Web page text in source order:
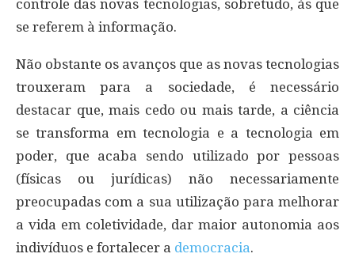
controle das novas tecnologias, sobretudo, às que
se referem à informação.
Não obstante os avanços que as novas tecnologias
trouxeram para a sociedade, é necessário
destacar que, mais cedo ou mais tarde, a ciência
se transforma em tecnologia e a tecnologia em
poder, que acaba sendo utilizado por pessoas
(físicas ou jurídicas) não necessariamente
preocupadas com a sua utilização para melhorar
a vida em coletividade, dar maior autonomia aos
indivíduos e fortalecer a democracia.